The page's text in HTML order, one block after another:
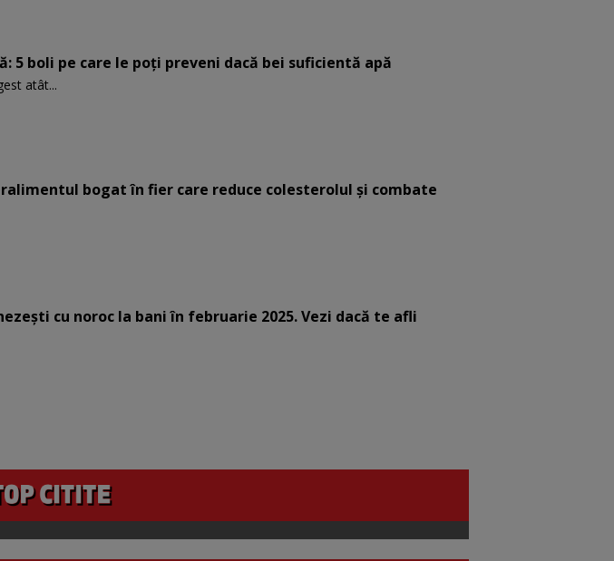
5 boli pe care le poți preveni dacă bei suficientă apă
atât...
bogat în fier care reduce colesterolul și combate
cu noroc la bani în februarie 2025. Vezi dacă te afli